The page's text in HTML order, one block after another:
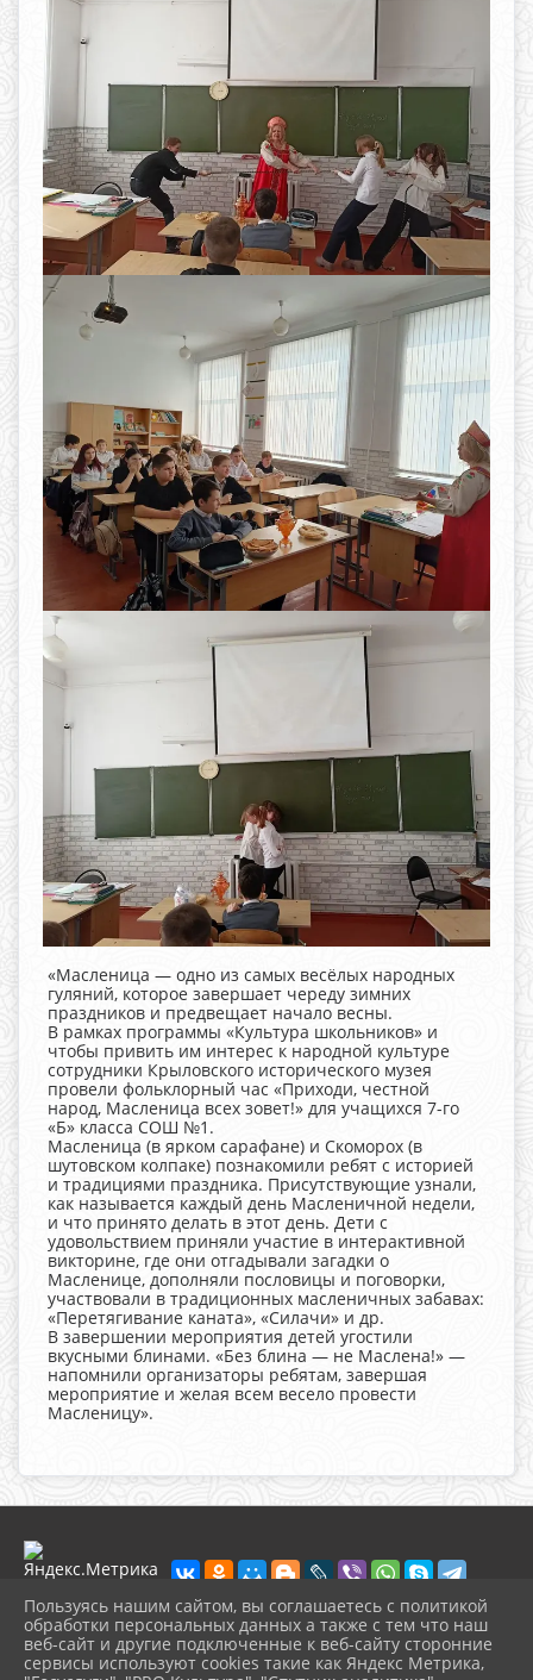
«Масленица — одно из самых весёлых народных
гуляний, которое завершает череду зимних
праздников и предвещает начало весны.
В рамках программы «Культура школьников» и
чтобы привить им интерес к народной культуре
сотрудники Крыловского исторического музея
провели фольклорный час «Приходи, честной
народ, Масленица всех зовет!» для учащихся 7-го
«Б» класса СОШ №1.
Масленица (в ярком сарафане) и Скоморох (в
шутовском колпаке) познакомили ребят с историей
и традициями праздника. Присутствующие узнали,
как называется каждый день Масленичной недели,
и что принято делать в этот день. Дети с
удовольствием приняли участие в интерактивной
викторине, где они отгадывали загадки о
Масленице, дополняли пословицы и поговорки,
участвовали в традиционных масленичных забавах:
«Перетягивание каната», «Силачи» и др.
В завершении мероприятия детей угостили
вкусными блинами. «Без блина — не Маслена!» —
напомнили организаторы ребятам, завершая
мероприятие и желая всем весело провести
Масленицу».
2026 г. muzeikim.ru
Вход
Пользуясь нашим сайтом, вы соглашаетесь с политикой
обработки персональных данных а также с тем что наш
веб-сайт и другие подключенные к веб-сайту сторонние
сервисы используют cookies такие как Яндекс Метрика,